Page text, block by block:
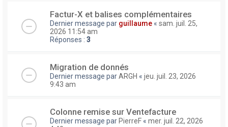
Factur-X et balises complémentaires
Dernier message par guillaume « sam. juil. 25,
2026 11:54 am
Réponses : 3
Migration de donnés
Dernier message parARGH « jeu. juil. 23, 2026
9:43 am
Colonne remise sur Ventefacture
Dernier message par PierreF « mer. juil. 22, 2026